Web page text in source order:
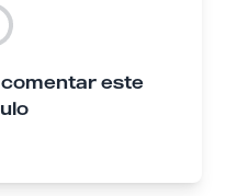
este